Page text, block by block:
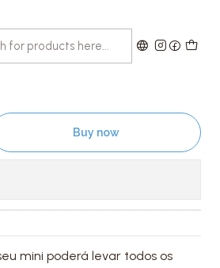
Buy now
mini poderá levar todos os